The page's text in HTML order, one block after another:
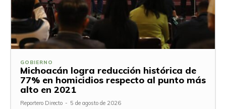
GOBIERNO
Michoacán logra reducción histórica de
77% en homicidios respecto al punto más
alto en 2021
Reportero Directo - 5 de agosto de 2026